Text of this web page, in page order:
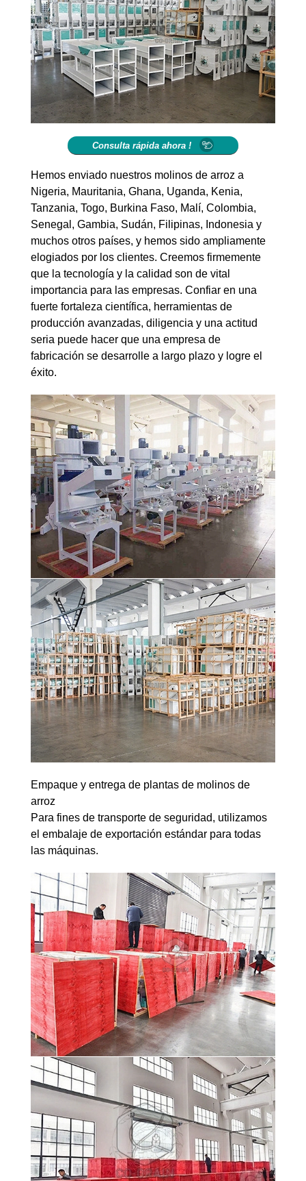
Consulta rápida ahora !
Hemos enviado nuestros molinos de arroz a
Nigeria, Mauritania, Ghana, Uganda, Kenia,
Tanzania, Togo, Burkina Faso, Malí, Colombia,
Senegal, Gambia, Sudán, Filipinas, Indonesia y
muchos otros países, y hemos sido ampliamente
elogiados por los clientes. Creemos firmemente
que la tecnología y la calidad son de vital
importancia para las empresas. Confiar en una
fuerte fortaleza científica, herramientas de
producción avanzadas, diligencia y una actitud
seria puede hacer que una empresa de
fabricación se desarrolle a largo plazo y logre el
éxito.
Empaque y entrega de plantas de molinos de
arroz
Para fines de transporte de seguridad, utilizamos
el embalaje de exportación estándar para todas
las máquinas.